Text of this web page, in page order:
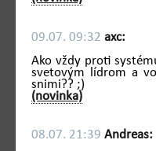
09.07. 09:32 axc:
Ako vždy proti
svetovým lídrom a
snimi?? ;)
(novinka)
08.07. 21:39 Andreas: